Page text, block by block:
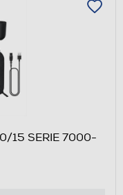
15 SERIE 7000-